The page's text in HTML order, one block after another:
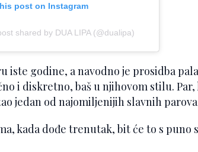
post on Instagram
shared by DUA LIPA (@dualipa)
iste godine, a navodno je prosidba
i diskretno, baš u njihovom stilu. Par,
jedan od najomiljenijih slavnih
kada dođe trenutak, bit će to s puno